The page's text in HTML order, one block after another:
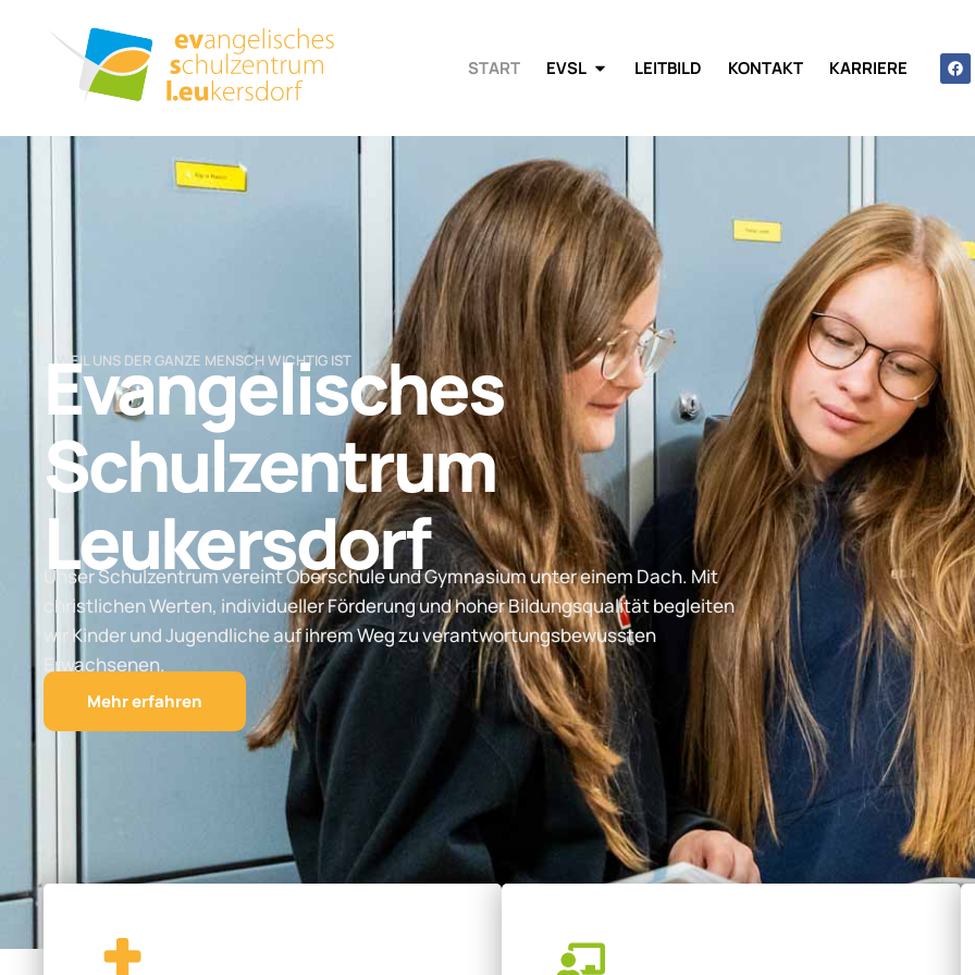
START EVSL LEITBILD KONTAKT KARRIERE
… WEIL UNS DER GANZE MENSCH WICHTIG IST
Evangelisches
Schulzentrum
Leukersdorf
Unser Schulzentrum vereint Oberschule und Gymnasium unter einem Dach. Mit
christlichen Werten, individueller Förderung und hoher Bildungsqualität begleiten
wir Kinder und Jugendliche auf ihrem Weg zu verantwortungsbewussten
Erwachsenen.
Mehr erfahren